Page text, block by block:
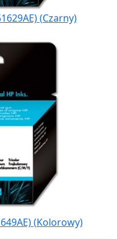
(Czarny)
(Kolorowy)